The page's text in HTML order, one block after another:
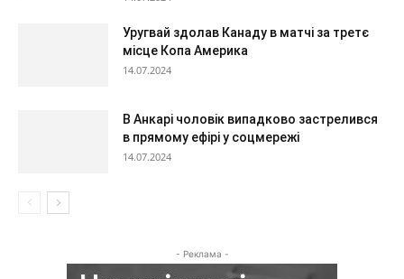
Уругвай здолав Канаду в матчі за третє
місце Копа Америка
14.07.2024
В Анкарі чоловік випадково застрелився
в прямому ефірі у соцмережі
14.07.2024
- Реклама -